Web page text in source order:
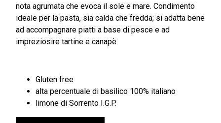
nota agrumata che evoca il sole e mare. Condimento
ideale per la pasta, sia calda che fredda; si adatta bene
ad accompagnare piatti a base di pesce e ad
impreziosire tartine e canapè.
Gluten free
alta percentuale di basilico 100% italiano
limone di Sorrento I.G.P.